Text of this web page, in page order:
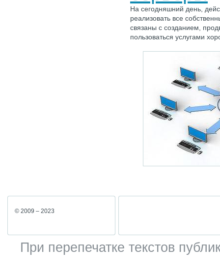
На сегодняшний день,
реализовать все
связаны с созданием,
пользоваться услугами
© 2009 – 2023
При перепечатке текстов